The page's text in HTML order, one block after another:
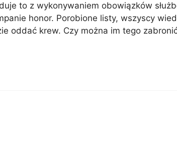
to z wykonywaniem obowiązków
honor. Porobione listy, wszyscy
oddać krew. Czy można im tego